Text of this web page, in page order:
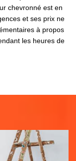
chevronné est en
et ses prix ne
à propos
les heures de